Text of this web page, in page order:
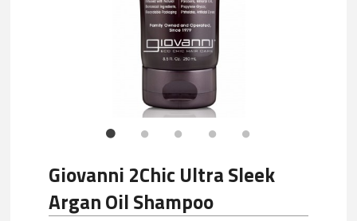
Giovanni 2Chic Ultra Sleek
Argan Oil Shampoo